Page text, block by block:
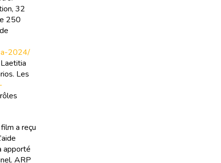
32
250
a-2024/
Les
a reçu
apporté
ARP